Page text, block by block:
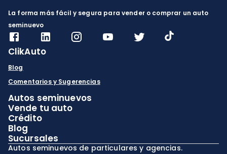
verificada en ClikAuto
La forma más fácil y segura para vender o comprar un auto
seminuevo
ClikAuto
Blog
Comentarios y Sugerencias
Autos seminuevos
Vende tu auto
Crédito
Blog
Sucursales
Autos seminuevos de particulares y agencias.